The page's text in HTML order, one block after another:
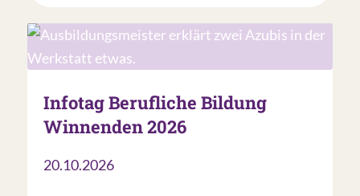
Infotag Berufliche Bildung
Winnenden 2026
20.10.2026